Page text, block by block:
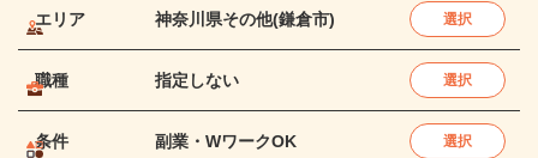
エリア 神奈川県その他(鎌倉市) 選択
職種 指定しない 選択
条件 副業・WワークOK 選択